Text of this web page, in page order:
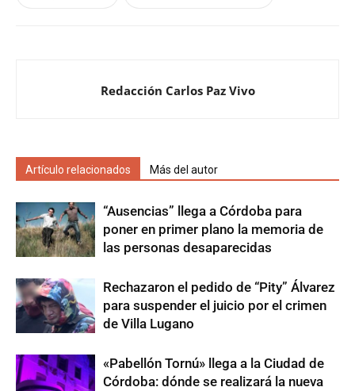
Redacción Carlos Paz Vivo
Artículo relacionados Más del autor
“Ausencias” llega a Córdoba para
poner en primer plano la memoria de
las personas desaparecidas
Rechazaron el pedido de “Pity” Álvarez
para suspender el juicio por el crimen
de Villa Lugano
«Pabellón Tornú» llega a la Ciudad de
Córdoba: dónde se realizará la nueva